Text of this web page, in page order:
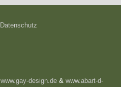
Datenschutz
www.gay-design.de & www.abart-d-